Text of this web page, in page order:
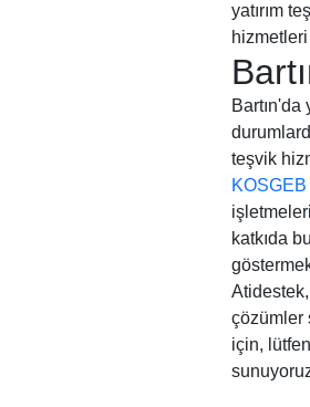
yatırım
Bartın'da
teşvik
KOSGEB
katkıda
çözümler
için, lütfen